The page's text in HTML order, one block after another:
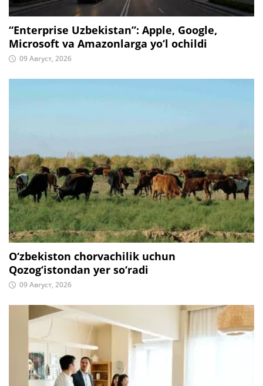
“Enterprise Uzbekistan”: Apple, Google,
Microsoft va Amazonlarga yo‘l ochildi
09 Август, 2026
O‘zbekiston chorvachilik uchun
Qozog‘istondan yer so‘radi
09 Август, 2026